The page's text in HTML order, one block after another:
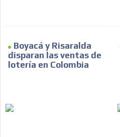
Boyacá y Risaralda
disparan las ventas de
lotería en Colombia